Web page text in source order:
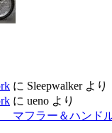
に Sleepwalkerより
に ueno より
フラー＆ハンド